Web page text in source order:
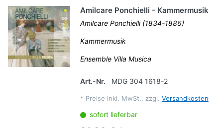
Amilcare Ponchielli - Kammermusik
Amilcare Ponchielli (1834-1886)
Kammermusik
Ensemble Villa Musica
Art.-Nr. MDG 304 1618-2
* Preise inkl. MwSt., zzgl. Versandkosten
sofort lieferbar